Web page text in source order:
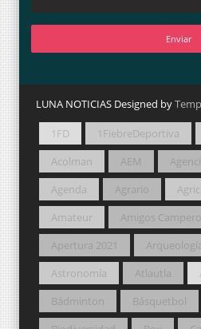
LUNA NOTICIAS Designed by
1FD 1FiebreDeportiva
Acolman
AEM
Agenda
Agrario
Amateur
Amigos
Apertura 2021
Astronomía
Atlautla
Bádminton
Básquetbol